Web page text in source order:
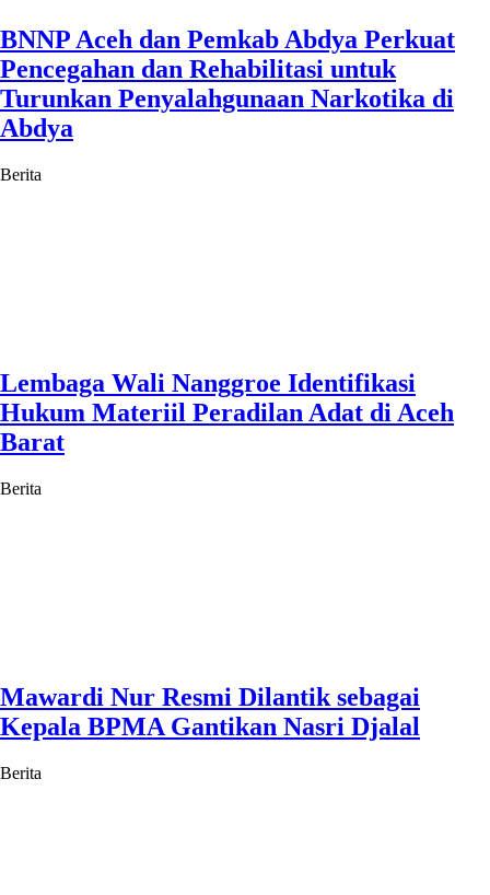
BNNP Aceh dan Pemkab Abdya Perkuat
Pencegahan dan Rehabilitasi untuk
Turunkan Penyalahgunaan Narkotika di
Abdya
Berita
Lembaga Wali Nanggroe Identifikasi
Hukum Materiil Peradilan Adat di Aceh
Barat
Berita
Mawardi Nur Resmi Dilantik sebagai
Kepala BPMA Gantikan Nasri Djalal
Berita